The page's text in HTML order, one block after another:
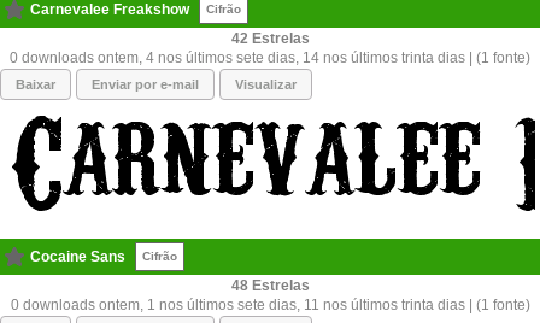
Carnevalee Freakshow Cifrão
42
0 downloads ontem, 4 nos últimos sete dias, 14 nos últimos trinta dias | (1 fonte)
Baixar Enviar por e-mail Visualizar
Cocaine Sans Cifrão
48
0 downloads ontem, 1 nos últimos sete dias, 11 nos últimos trinta dias | (1 fonte)